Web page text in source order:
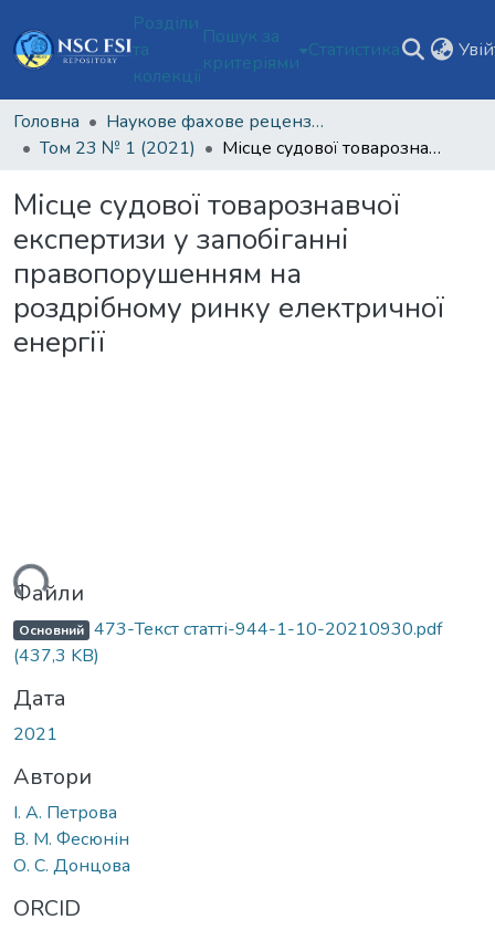
Розділи
та
колекції
Пошук за
критеріями
Статистика
Головна
Наукове фахове рецензоване видання відкритого доступу "Теорія та практика судової експертизи і криміналістики"
Том 23 № 1 (2021)
Місце судової товарознавчої експертизи у запобіганні правопорушенням на роздрібному ринку електричної енергії
Місце судової товарознавчої
експертизи у запобіганні
правопорушенням на
роздрібному ринку електричної
енергії
Файли
Основний 473-Текст статті-944-1-10-20210930.pdf
(437,3 KB)
Дата
2021
Автори
І. А. Петрова
В. М. Фесюнін
О. С. Донцова
ORCID